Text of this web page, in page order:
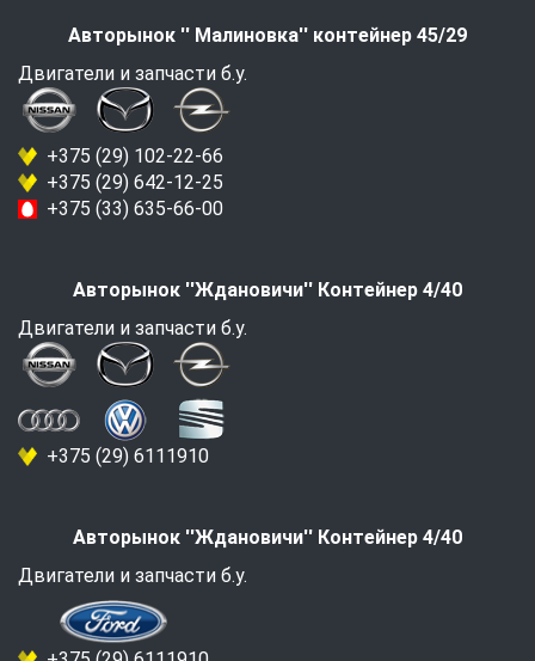
Авторынок '' Малиновка'' контейнер 45/29
Двигатели и запчасти б.у.
+375 (29) 102-22-66
+375 (29) 642-12-25
+375 (33) 635-66-00
Авторынок ''Ждановичи'' Контейнер 4/40
Двигатели и запчасти б.у.
+375 (29) 6111910
Авторынок ''Ждановичи'' Контейнер 4/40
Двигатели и запчасти б.у.